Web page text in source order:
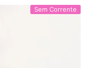
Sem Corrente